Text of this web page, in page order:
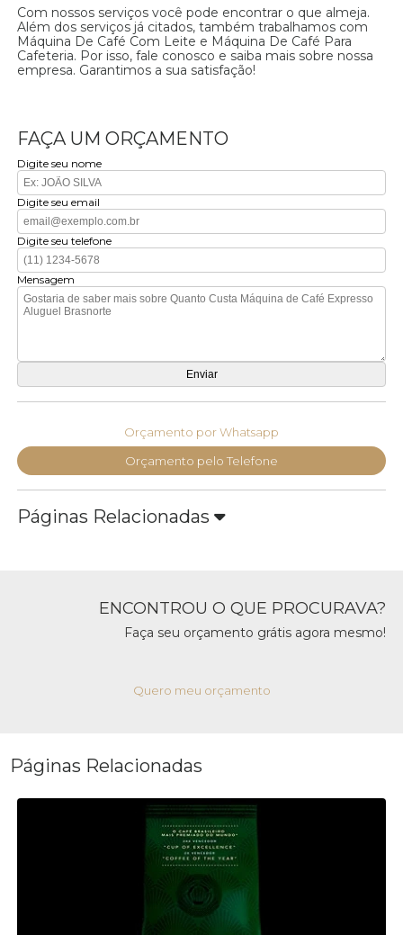
Com nossos serviços você pode encontrar o que almeja.
Além dos serviços já citados, também trabalhamos com
Máquina De Café Com Leite e Máquina De Café Para
Cafeteria. Por isso, fale conosco e saiba mais sobre nossa
empresa. Garantimos a sua satisfação!
FAÇA UM ORÇAMENTO
Digite seu nome
Digite seu email
Digite seu telefone
Mensagem
Orçamento por Whatsapp
Orçamento pelo Telefone
Páginas Relacionadas
ENCONTROU O QUE PROCURAVA?
Faça seu orçamento grátis agora mesmo!
Quero meu orçamento
Páginas Relacionadas